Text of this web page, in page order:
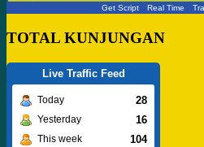
Get Script Real Time
TOTAL KUNJUNGAN
Live Traffic Feed
Today 28
Yesterday 16
This week 104